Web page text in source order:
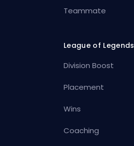
Teammate
League of Legends
Division Boost
Placement
Wins
Coaching